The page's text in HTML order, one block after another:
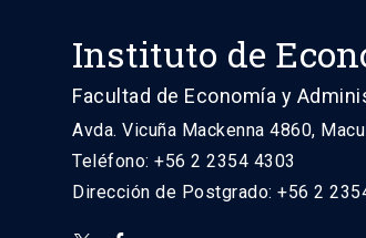
Instituto de
Facultad de Economía y
Avda. Vicuña Mackenna 4860,
Teléfono: +56 2 2354 4303
Dirección de Postgrado: +56 2